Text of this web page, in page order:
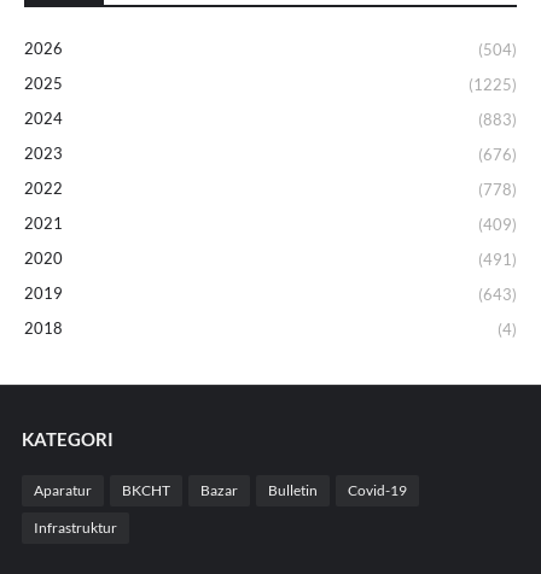
2026
(504)
2025
(1225)
2024
(883)
2023
(676)
2022
(778)
2021
(409)
2020
(491)
2019
(643)
2018
(4)
KATEGORI
Aparatur BKCHT Bazar Bulletin Covid-19
Infrastruktur